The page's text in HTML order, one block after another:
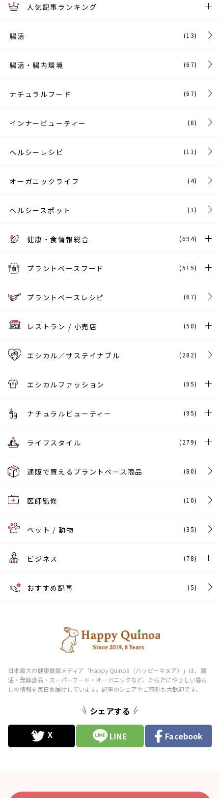
人気記事ランキング
腸活 (13)
腸活・腸内環境 (67)
ナチュラルフード (67)
インナービューティー (8)
ヘルシーレシピ (11)
オーガニックライフ (4)
ヘルシースポット (1)
健康・食情報総合 (694)
プラントベースフード (515)
プラントベースレシピ (67)
レストラン / 小売店 (50)
エシカル／サステイナブル (282)
エシカルファッション (95)
ナチュラルビューティー (95)
ライフスタイル (279)
通販で買えるプラントベース商品 (80)
医師監修 (10)
ペット / 動物 (35)
ビジネス (78)
おすすめ記事 (5)
シェアする
LINE Facebook